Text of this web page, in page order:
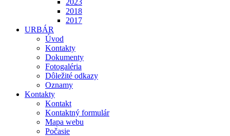
2023
2018
2017
URBÁR
Úvod
Kontakty
Dokumenty
Fotogaléria
Dôležité odkazy
Oznamy
Kontakty
Kontakt
Kontaktný formulár
Mapa webu
Počasie